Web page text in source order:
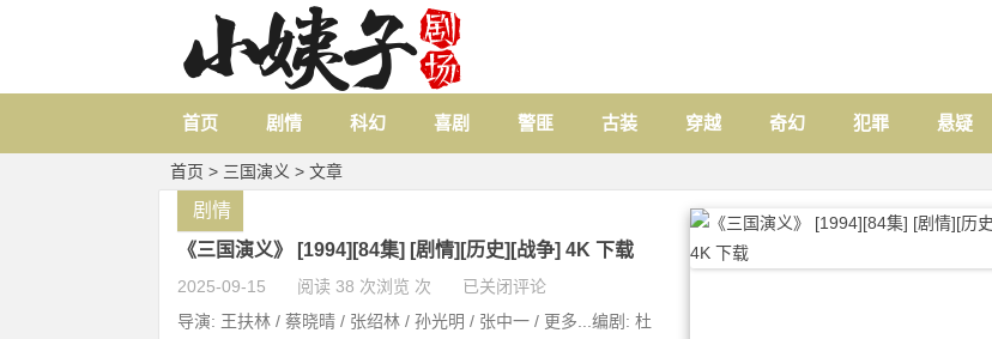
首页 剧情 科幻 喜剧 警匪 古装 穿越 奇幻 犯罪 悬疑
首页 > 三国演义 > 文章
《三国演义》 [1994][84集] [剧情][历史][战争] 4K 下载
2025-09-15 阅读 38 次浏览 次 已关闭评论
剧情
导演: 王扶林 / 蔡晓晴 / 张绍林 / 孙光明 / 张中一 / 更多...编剧: 杜